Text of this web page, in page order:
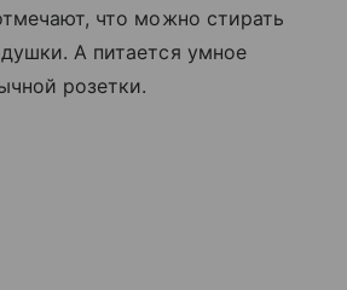
что можно стирать
А питается умное
розетки.